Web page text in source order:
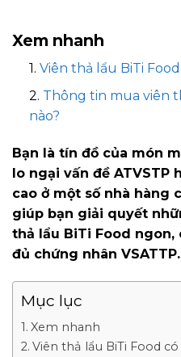
Xem nhanh
Viên thả lẩu BiTi
Thông tin mua viên
nào?
Bạn là tín đồ của món
lo ngại vấn đề ATVSTP
cao ở một số nhà hàng
giúp bạn giải quyết
thả lẩu BiTi Food
đủ chứng nhân VSATTP.
Mục lục
Xem nhanh
Viên thả lẩu BiTi Food có